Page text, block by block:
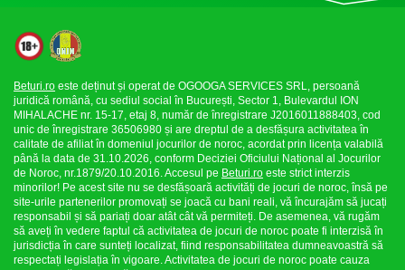
Beturi.ro este deținut și operat de OGOOGA SERVICES SRL, persoană
juridică română, cu sediul social în București, Sector 1, Bulevardul ION
MIHALACHE nr. 15-17, etaj 8, număr de înregistrare J2016011888403, cod
unic de înregistrare 36506980 și are dreptul de a desfășura activitatea în
calitate de afiliat în domeniul jocurilor de noroc, acordat prin licența valabilă
până la data de 31.10.2026, conform Deciziei Oficiului Național al Jocurilor
de Noroc, nr.1879/20.10.2016. Accesul pe Beturi.ro este strict interzis
minorilor! Pe acest site nu se desfășoară activități de jocuri de noroc, însă pe
site-urile partenerilor promovați se joacă cu bani reali, vă încurajăm să jucați
responsabil și să pariați doar atât cât vă permiteți. De asemenea, vă rugăm
să aveți în vedere faptul că activitatea de jocuri de noroc poate fi interzisă în
jurisdicția în care sunteți localizat, fiind responsabilitatea dumneavoastră să
respectați legislația în vigoare. Activitatea de jocuri de noroc poate cauza